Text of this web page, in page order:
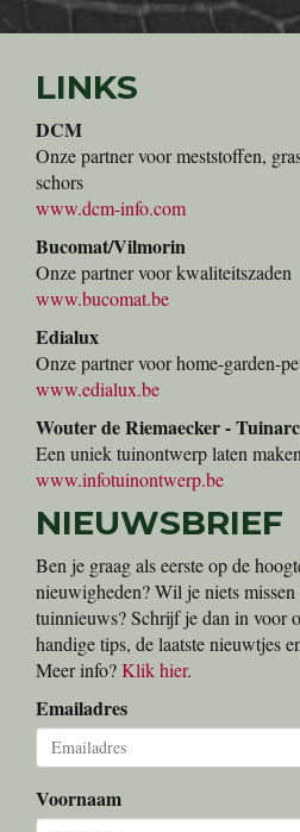
LINKS
DCM
Onze partner voor meststoffen,
schors
www.dcm-info.com
Bucomat/Vilmorin
Onze partner voor kwaliteitszaden
www.bucomat.be
Edialux
Onze partner voor home-garden-
www.edialux.be
Wouter de Riemaecker -
Een uniek tuinontwerp laten
www.infotuinontwerp.be
NIEUWSBRIEF
Ben je graag als eerste op de
nieuwigheden? Wil je niets missen
tuinnieuws? Schrijf je dan in voor
handige tips, de laatste nieuwtjes
Meer info?Klik hier.
Emailadres
Voornaam